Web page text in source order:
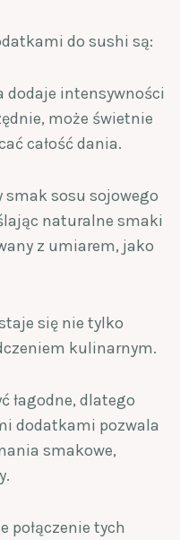
do sushi są:
dodaje intensywności
może świetnie
całość dania.
smak sosu sojowego
naturalne smaki
z umiarem, jako
się nie tylko
kulinarnym.
łagodne, dlatego
dodatkami pozwala
smakowe,
połączenie tych